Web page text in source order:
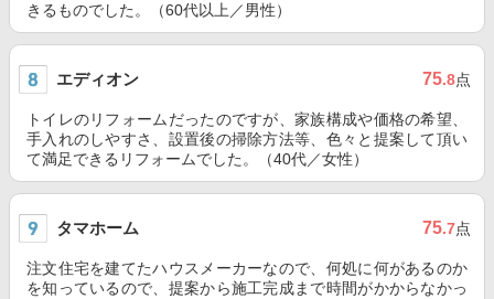
きるものでした。（60代以上／男性）
エディオン 75.8点
トイレのリフォームだったのですが、家族構成や価格の希望、
手入れのしやすさ、設置後の掃除方法等、色々と提案して頂い
て満足できるリフォームでした。（40代／女性）
タマホーム 75.7点
注文住宅を建てたハウスメーカーなので、何処に何があるのか
を知っているので、提案から施工完成まで時間がかからなかっ